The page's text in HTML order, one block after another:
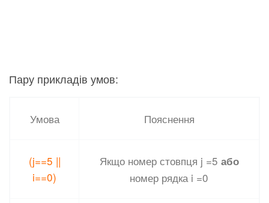
Пару прикладів умов:
Умова Пояснення
(j==5 ||
i==0)
Якщо номер стовпця j =5 або
номер рядка i =0